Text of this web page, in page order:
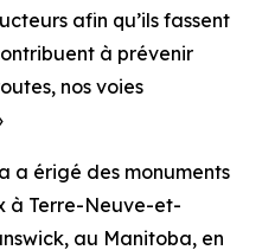
afin qu’ils fassent
à prévenir
nos voies
a érigé des monuments
à Terre-Neuve-et-
au Manitoba, en